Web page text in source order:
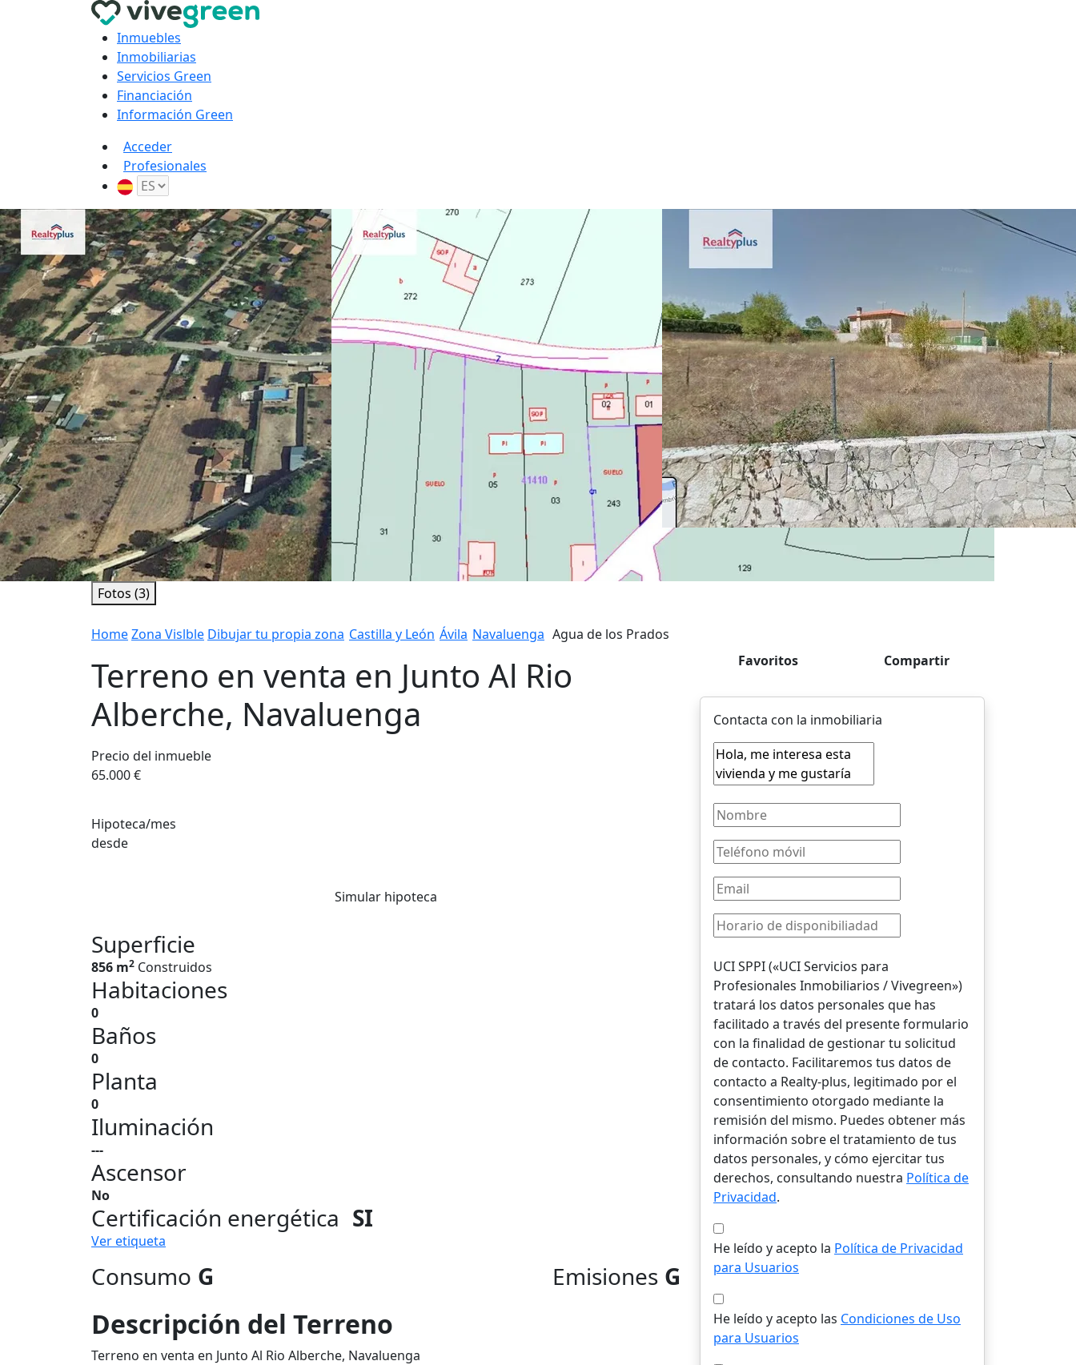
Inmuebles
Inmobiliarias
Servicios Green
Financiación
Información Green
Acceder
Profesionales
Fotos (3)
HomeZona Vislble Dibujar tu propia zona Castilla y León Ávila Navaluenga Agua de los Prados
Terreno en venta en Junto Al Rio
Alberche, Navaluenga
Precio del inmueble
65.000 €
Hipoteca/mes
desde
Simular hipoteca
Superficie
856 m2 Construidos
Habitaciones
0
Baños
0
Planta
0
Iluminación
---
Ascensor
No
Certificación energética SI
Ver etiqueta
Consumo G Emisiones G
Descripción del Terreno
Terreno en venta en Junto Al Rio Alberche, Navaluenga
Favoritos Compartir
Contacta con la inmobiliaria
UCI SPPI («UCI Servicios para
Profesionales Inmobiliarios / Vivegreen»)
tratará los datos personales que has
facilitado a través del presente formulario
con la finalidad de gestionar tu solicitud
de contacto. Facilitaremos tus datos de
contacto a Realty-plus, legitimado por el
consentimiento otorgado mediante la
remisión del mismo. Puedes obtener más
información sobre el tratamiento de tus
datos personales, y cómo ejercitar tus
derechos, consultando nuestra Política de
Privacidad.
He leído y acepto la Política de Privacidad
para Usuarios
He leído y acepto las Condiciones de Uso
para Usuarios